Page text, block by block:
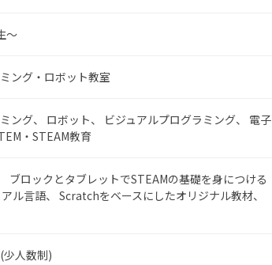
～
ング・ロボット教室
ング ロボット ビジュアルプログラミング
電子
・STEAM教育
ブロックとタブレットでSTEAMの基礎を身につける
ル言語
Scratchをベースにしたオリジナル教材
人数制)